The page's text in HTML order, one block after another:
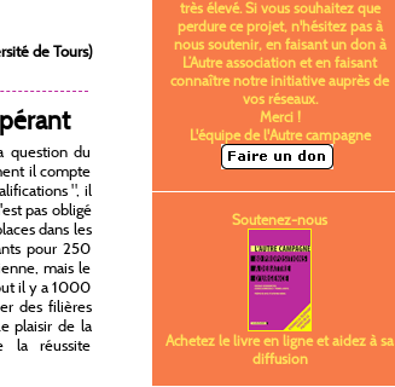
de Tours)
question du
il compte
", il
pas obligé
dans les
pour 250
mais le
il y a 1000
des filières
plaisir de la
la réussite
très élevé. Si vous souhaitez que
perdure ce projet, n'hésitez pas à
nous soutenir, en faisant un don à
L’Autre association et en faisant
connaître notre initiative auprès de
vos réseaux.
Merci !
L'équipe de l'Autre campagne
Soutenez-nous
Achetez le livre en ligne et aidez à sa
diffusion